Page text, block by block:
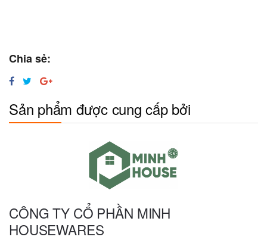
Chia sẻ:
Sản phẩm được cung cấp bởi
CÔNG TY CỔ PHẦN MINH
HOUSEWARES